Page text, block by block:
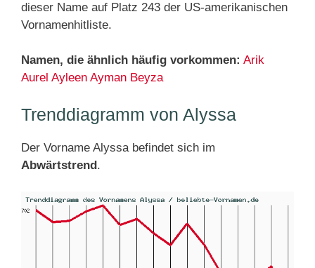
dieser Name auf Platz 243 der US-amerikanischen
Vornamenhitliste.
Namen, die ähnlich häufig vorkommen: Arik
Aurel Ayleen Ayman Beyza
Trenddiagramm von Alyssa
Der Vorname Alyssa befindet sich im
Abwärtstrend.